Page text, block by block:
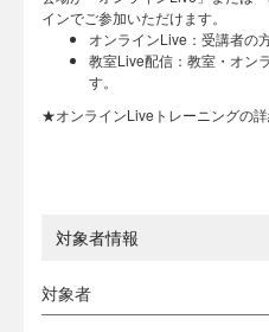
インでご参加いただけます。
オンラインLive：受講者の
教室Live配信：教室・オン
す。
★オンラインLiveトレーニングの
対象者情報
対象者